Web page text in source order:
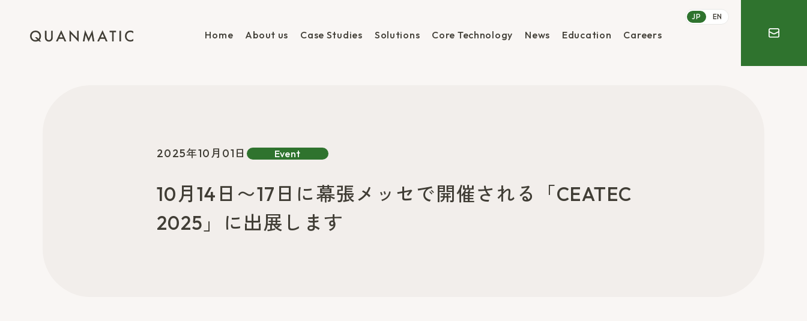
Home About us Case Studies Solutions Core Technology News Education Careers
JP EN
2025年10月01日 Event
10月14日〜17日に幕張メッセで開催される「CEATEC
2025」に出展します